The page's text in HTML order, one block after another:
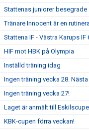
Stattenas juniorer besegrade
Tränare Innocent är en
Stattena IF - Västra Karups IF
HIF mot HBK på Olympia
Inställd träning idag
Ingen träning vecka 28.
Ingen träning vecka 27!
Laget är anmält till
KBK-cupen förra veckan!